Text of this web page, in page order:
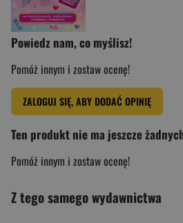
Powiedz nam, co myślisz!
Pomóż innym i zostaw ocenę!
ZALOGUJ SIĘ, ABY DODAĆ OPINIĘ
Ten produkt nie ma jeszcze
Pomóż innym i zostaw ocenę!
Z tego samego wydawnictwa